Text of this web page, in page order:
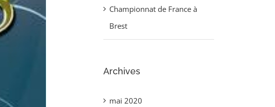
Championnat de France à
Brest
Archives
mai 2020